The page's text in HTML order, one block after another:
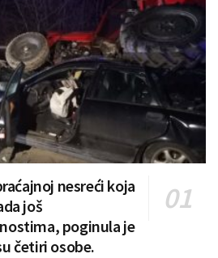
nesreći koja
još
poginula je
četiri osobe.